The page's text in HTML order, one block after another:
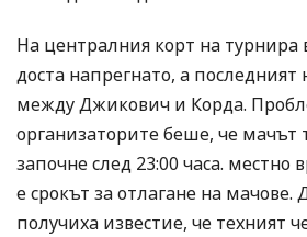
На централния корт на
доста напрегнато, а
между Джикович и Корда.
организаторите беше, че мачът
започне след 23:00 часа.
е срокът за отлагане на
получиха известие, че техният